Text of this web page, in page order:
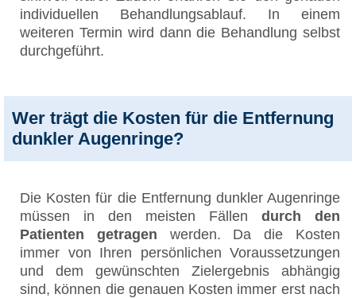
individuellen Behandlungsablauf. In einem
weiteren Termin wird dann die Behandlung selbst
durchgeführt.
Wer trägt die Kosten für die Entfernung
dunkler Augenringe?
Die Kosten für die Entfernung dunkler Augenringe
müssen in den meisten Fällen durch den
Patienten getragen werden. Da die Kosten
immer von Ihren persönlichen Voraussetzungen
und dem gewünschten Zielergebnis abhängig
sind, können die genauen Kosten immer erst nach